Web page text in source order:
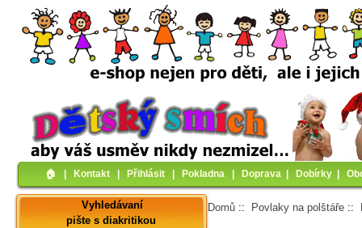
🏠︎ Kontakt Přihlásit Pokladna Doprava Dobírky
Vyhledávaní
pište s diakritikou
Domů :: Povlaky na polštáře ::